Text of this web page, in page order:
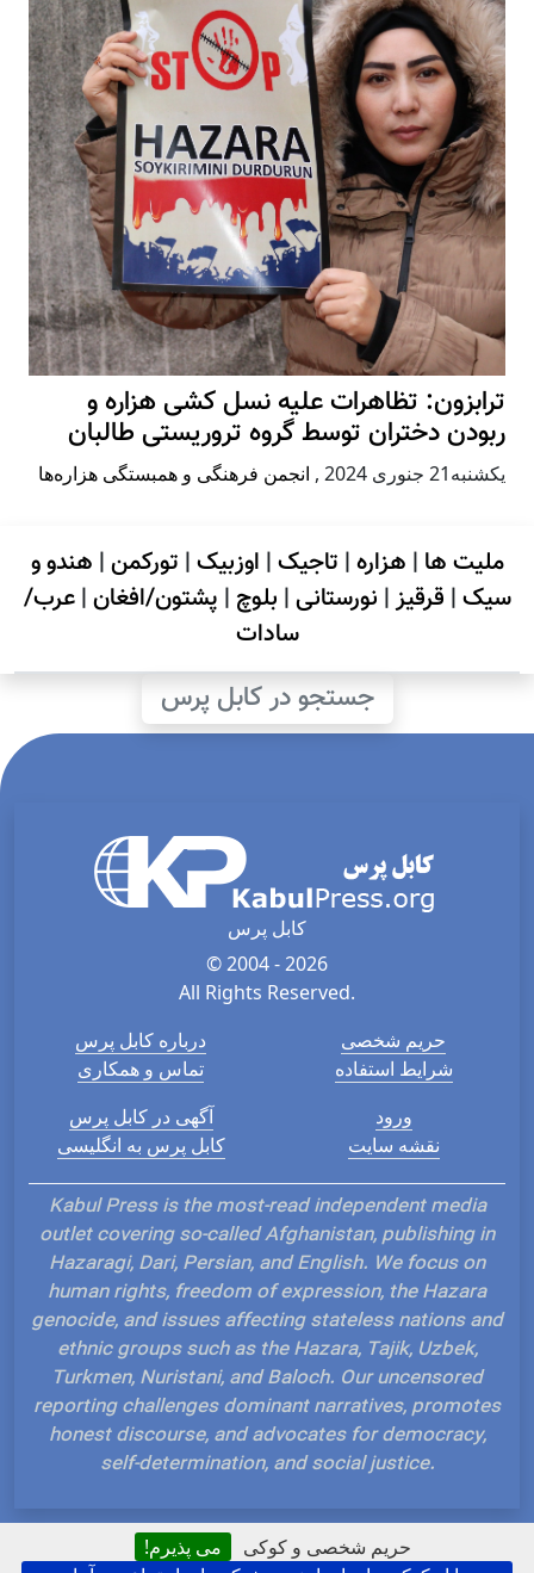
حریم شخصی و کوکی
می پذیرم!
ترابزون: تظاهرات علیه نسل کشی هزاره و
ربودن دختران توسط گروه تروریستی طالبان
يكشنبه21 جنوری 2024 , انجمن فرهنگی و همبستگی هزاره‌ها
ملیت ها | هزاره| تاجیک| اوزبیک| تورکمن| هندو و
سیک| قرقیز| نورستانی| بلوچ | پشتون/افغان|عرب/
سادات
جستجو در کابل پرس
کابل پرس
© 2004 - 2026
All Rights Reserved.
درباره کابل پرس
تماس و همکاری
حریم شخصی
شرایط استفاده
آگهی در کابل پرس
کابل پرس به انگلیسی
ورود
نقشه سایت
Kabul Press is the most-read independent media
outlet covering so-called Afghanistan, publishing in
Hazaragi, Dari, Persian, and English. We focus on
human rights, freedom of expression, the Hazara
genocide, and issues affecting stateless nations and
ethnic groups such as the Hazara, Tajik, Uzbek,
Turkmen, Nuristani, and Baloch. Our uncensored
reporting challenges dominant narratives, promotes
honest discourse, and advocates for democracy,
self-determination, and social justice.